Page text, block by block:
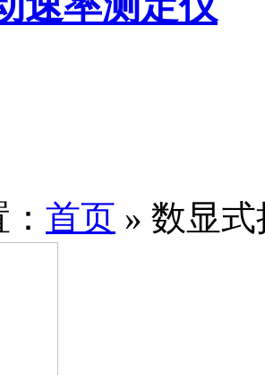
首页 » 数显